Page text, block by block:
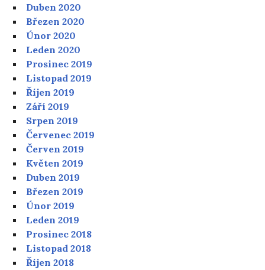
Duben 2020
Březen 2020
Únor 2020
Leden 2020
Prosinec 2019
Listopad 2019
Říjen 2019
Září 2019
Srpen 2019
Červenec 2019
Červen 2019
Květen 2019
Duben 2019
Březen 2019
Únor 2019
Leden 2019
Prosinec 2018
Listopad 2018
Říjen 2018